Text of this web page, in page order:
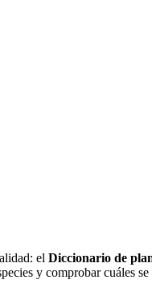
el Diccionario de
y comprobar cuáles